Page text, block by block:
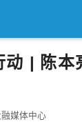
动 | 陈本
媒体中心